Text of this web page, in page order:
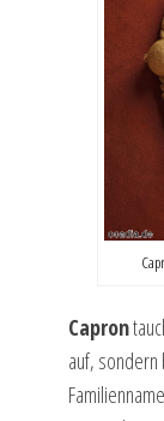
Capron
auf, sondern